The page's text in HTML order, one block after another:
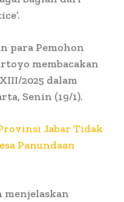
para Pemohon
membacakan
2025 dalam
Senin (19/1).
Jabar Tidak
Panundaan
menjelaskan